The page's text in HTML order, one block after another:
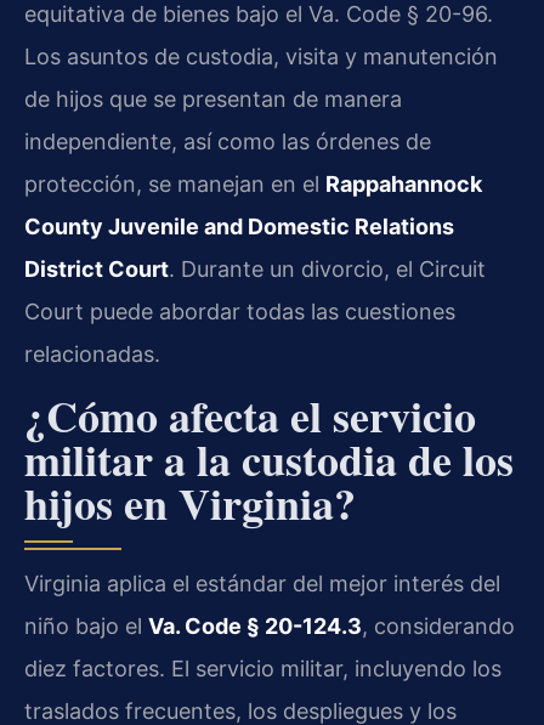
equitativa de bienes bajo el Va. Code § 20-96.
Los asuntos de custodia, visita y manutención
de hijos que se presentan de manera
independiente, así como las órdenes de
protección, se manejan en el Rappahannock
County Juvenile and Domestic Relations
District Court. Durante un divorcio, el Circuit
Court puede abordar todas las cuestiones
relacionadas.
¿Cómo afecta el servicio
militar a la custodia de los
hijos en Virginia?
Virginia aplica el estándar del mejor interés del
niño bajo el Va. Code § 20-124.3, considerando
diez factores. El servicio militar, incluyendo los
traslados frecuentes, los despliegues y los